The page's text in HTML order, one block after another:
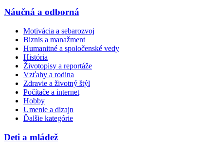
Náučná a odborná
Motivácia a sebarozvoj
Biznis a manažment
Humanitné a spoločenské vedy
História
Životopisy a reportáže
Vzťahy a rodina
Zdravie a životný štýl
Počítače a internet
Hobby
Umenie a dizajn
Ďalšie kategórie
Deti a mládež